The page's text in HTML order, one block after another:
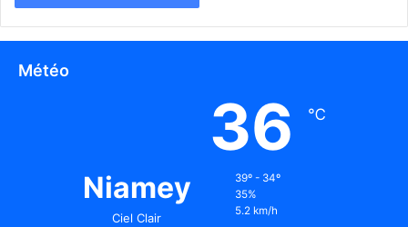
Météo
Niamey
Ciel Clair
36 ℃
39º - 34º
35%
5.2 km/h